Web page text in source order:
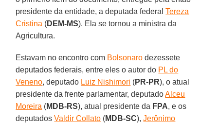
presidente da entidade, a deputada federalTereza
Cristina (DEM-MS). Ela se tornou a ministra da
Agricultura.
Estavam no encontro com Bolsonaro dezessete
deputados federais, entre eles o autor do PL do
Veneno, deputado Luiz Nishimori (PR-PR), o atual
presidente da frente parlamentar, deputadoAlceu
Moreira (MDB-RS), atual presidente da FPA, e os
deputadosValdir Collato (MDB-SC),Jerônimo